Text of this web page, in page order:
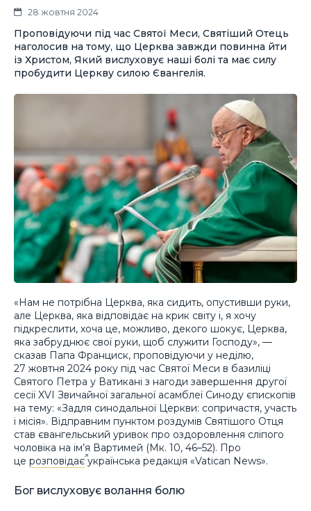
28 жовтня 2024
Проповідуючи під час Святої Меси, Святіший Отець
наголосив на тому, що Церква завжди повинна йти
із Христом, Який вислуховує наші болі та має силу
пробудити Церкву силою Євангелія.
«Нам не потрібна Церква, яка сидить, опустивши руки,
але Церква, яка відповідає на крик світу і, я хочу
підкреслити, хоча це, можливо, декого шокує, Церква,
яка забруднює свої руки, щоб служити Господу», —
сказав Папа Франциск, проповідуючи у неділю,
27 жовтня 2024 року під час Святої Меси в базиліці
Святого Петра у Ватикані з нагоди завершення другої
сесії XVI Звичайної загальної асамблеї Синоду єпископів
на тему: «Задля синодальної Церкви: сопричастя, участь
і місія». Відправним пунктом роздумів Святішого Отця
став євангельський уривок про оздоровлення сліпого
чоловіка на ім’я Вартимей (Мк. 10, 46–52). Про
це розповідаєукраїнська редакція «Vatican News».
Бог вислуховує волання болю